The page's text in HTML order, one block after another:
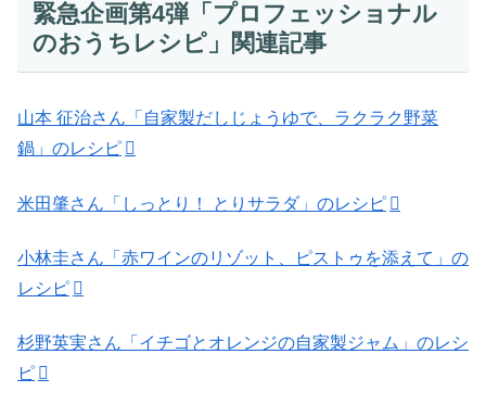
緊急企画第4弾「プロフェッショナル
のおうちレシピ」関連記事
山本 征治さん「自家製だしじょうゆで、ラクラク野菜
鍋」のレシピ
米田肇さん「しっとり！ とりサラダ」のレシピ
小林圭さん「赤ワインのリゾット、ピストゥを添えて」の
レシピ
杉野英実さん「イチゴとオレンジの自家製ジャム」のレシ
ピ